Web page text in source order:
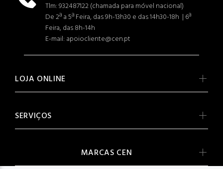
Tlm: 932487122 (chamada para móvel nacional)
De 2ª a 5ª Feira, das 9h-13h30 e das 14h30-18h | 6ª
Feira, das 8h-14h
E-mail: apoiocliente@cen.pt
LOJA ONLINE
SERVIÇOS
MARCAS CEN